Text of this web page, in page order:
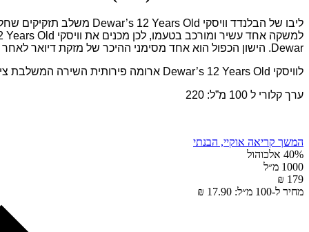
ליבו של הבלנדד וויסקי Dewar’s 12 Years Old משלב תזקיקים שחלקם בני 12 שנים מאזור ההיילנד.
למשקה אחד עשיר ומורכב בטעמו, לכן מכנים את וויסקי Dewar’s 12 Years Old כמיושן פעמיים.
Dewar.
הישון הכפול הוא אחד מסימני ההיכר של מזקת דיואר לאחר
לוויסקי Dewar’s 12 Years Old ארומה פירותית השירה המשלבת צימוקים, קליפות תפוז, תפוחים, קרמל, וניל ופאדג’.
ערך קלורי ל 100 מ”ל: 220
המשך קריאה אוקיי, הבנתי
40% אלכוהול
1000 מ״ל
179 ₪
מחיר ל-100 מ״ל: 17.90 ₪